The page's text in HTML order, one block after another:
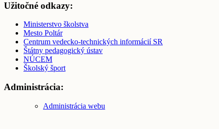
Užitočné odkazy:
Ministerstvo školstva
Mesto Poltár
Centrum vedecko-technických informácií SR
Štátny pedagogický ústav
NÚCEM
Školský šport
Administrácia:
Administrácia webu